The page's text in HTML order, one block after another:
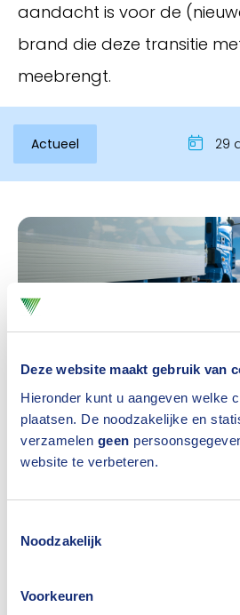
Deze website maakt gebruik van
Hieronder kunt u aangeven welke
plaatsen. De noodzakelijke en
verzamelen geen
website te verbeteren.
Noodzakelijk
Voorkeuren
Inloggen
aandacht is voor de
brand die deze transitie
meebrengt.
Actueel 29
De risicodeskundigen van het
gebruikers (personenvervoer
3.500 kg.